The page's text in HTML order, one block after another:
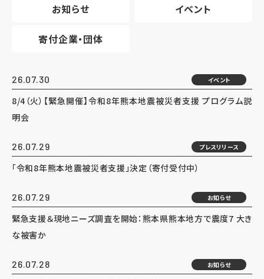
お知らせ イベント
寄付企業・団体
26.07.30 イベント
8/4（火）【緊急開催】令和8年熊本地震被災者支援 プログラム説
明会
26.07.29 プレスリリース
「令和8年熊本地震被災者支援」決定（寄付受付中）
26.07.29 お知らせ
緊急支援＆現地ニーズ調査を開始：熊本県熊本地方で震度7 大き
な被害か
26.07.28 お知らせ